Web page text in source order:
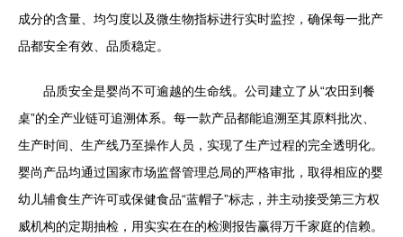
成分的含量、均匀度以及微生物指标进行实时监控，确保每一批产
品都安全有效、品质稳定。
品质安全是婴尚不可逾越的生命线。公司建立了从“农田到餐
桌”的全产业链可追溯体系。每一款产品都能追溯至其原料批次、
生产时间、生产线乃至操作人员，实现了生产过程的完全透明化。
婴尚产品均通过国家市场监督管理总局的严格审批，取得相应的婴
幼儿辅食生产许可或保健食品“蓝帽子”标志，并主动接受第三方权
威机构的定期抽检，用实实在在的检测报告赢得万千家庭的信赖。